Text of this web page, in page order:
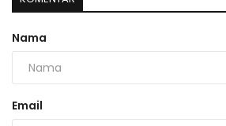
Nama
Email